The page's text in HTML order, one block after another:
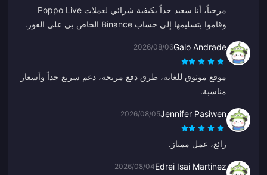
مرحباً، أنا سعيد جداً بكيفية شرائي لعملات Poppo Live
وقاموا بتسليمها إلى حساب Binance الخاص بي على الفور.
على هذا النحو.
Galo Andrade
2026/08/06
موقع موثوق للغاية، طرق دفع مريحة، دعم سريع جداً وأسعار
مناسبة.
Jennifer Pasiwen
2026/08/05
رائع، عمل ممتاز.
Edrei Isai Martinez
2026/08/04